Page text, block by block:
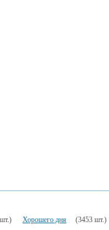
Хорошего дня (3453 шт.)